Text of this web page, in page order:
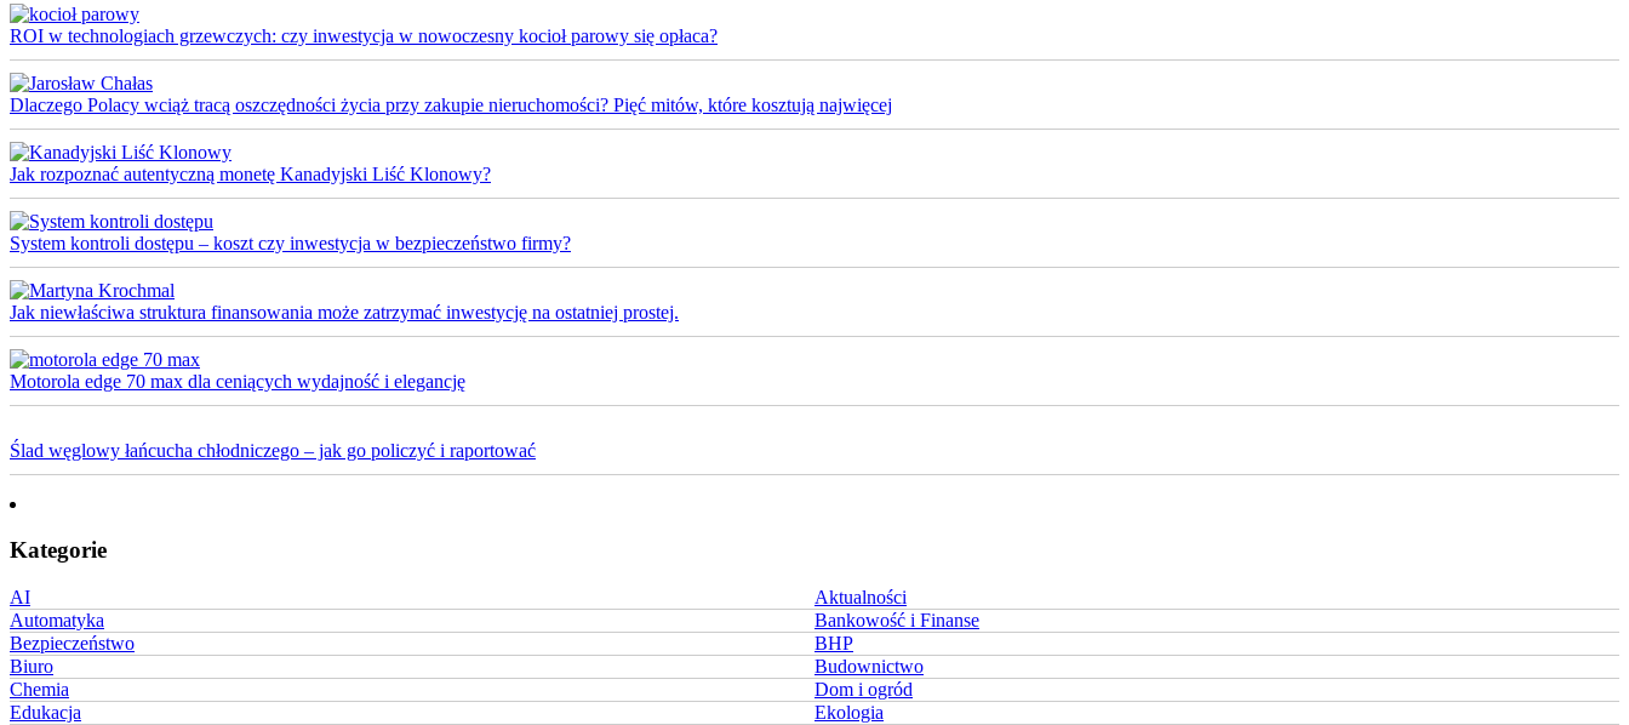
ROI w technologiach grzewczych: czy inwestycja w nowoczesny kocioł parowy się opłaca?
Dlaczego Polacy wciąż tracą oszczędności życia przy zakupie nieruchomości? Pięć mitów, które kosztują najwięcej
Jak rozpoznać autentyczną monetę Kanadyjski Liść Klonowy?
System kontroli dostępu – koszt czy inwestycja w bezpieczeństwo firmy?
Jak niewłaściwa struktura finansowania może zatrzymać inwestycję na ostatniej prostej.
Motorola edge 70 max dla ceniących wydajność i elegancję
Ślad węglowy łańcucha chłodniczego – jak go policzyć i raportować
Kategorie
AI
Aktualności
Automatyka
Bankowość i Finanse
Bezpieczeństwo
BHP
Biuro
Budownictwo
Chemia
Dom i ogród
Edukacja
Ekologia